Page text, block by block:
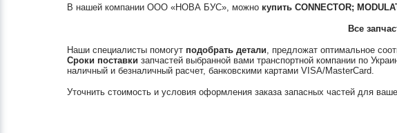
В нашей компании ООО «НОВА БУС», можно купить CONNECTOR;
Все
Наши специалисты помогут подобрать детали, предложат оптимальное
Сроки поставки запчастей выбранной вами транспортной компании по
наличный и безналичный расчет, банковскими картами VISA/MasterCard.
Уточнить стоимость и условия оформления заказа запасных частей для